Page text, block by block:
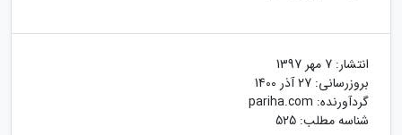
انتشار: 7 مهر 1397
بروزرسانی: 27 آذر 1400
گردآورنده: pariha.com
شناسه مطلب: 525